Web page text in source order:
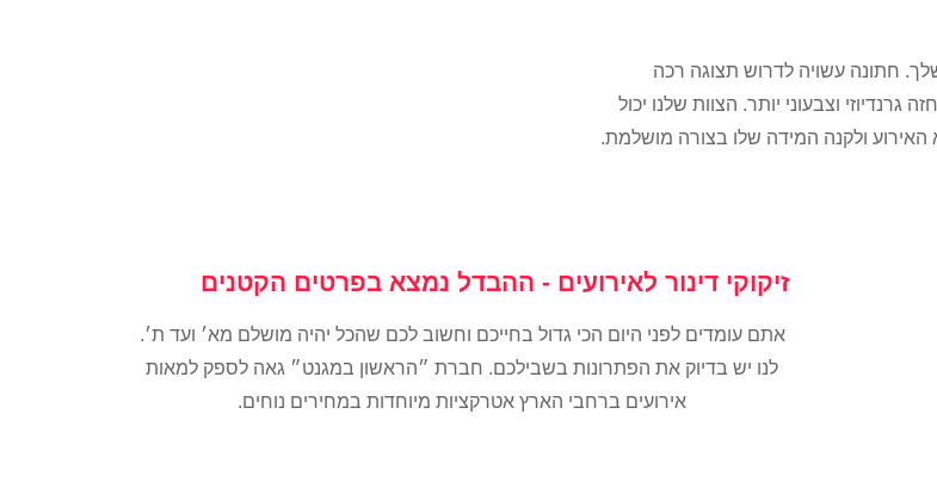
שלך. חתונה עשויה לדרוש תצוגה רכה
וצבעוני יותר. הצוות שלנו יכול
ולקנה המידה שלו בצורה מושלמת.
זיקוקי דינור לאירועים - ההבדל נמצא בפרטים הקטנים
אתם עומדים לפני היום הכי גדול בחייכם וחשוב לכם שהכל יהיה מושלם מא׳ ועד ת׳.
לנו יש בדיוק את הפתרונות בשבילכם. חברת ״הראשון במגנט״ גאה לספק למאות
אירועים ברחבי הארץ אטרקציות מיוחדות במחירים נוחים.